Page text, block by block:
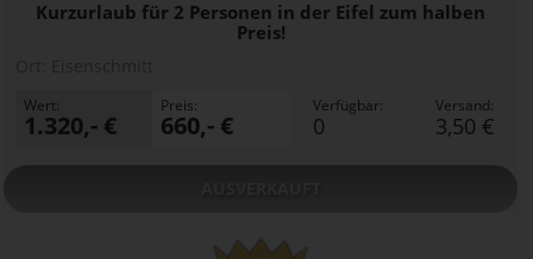
Kurzurlaub für 2 Personen in der Eifel zum halben
Preis!
Wert:
1.320,- €
Preis:
660,- €
Verfügbar:
0
Versand:
3,50 €